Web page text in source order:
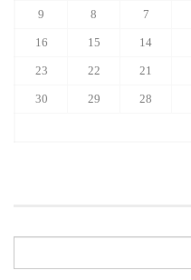
7
8
9
14
15
16
21
22
23
28
29
30